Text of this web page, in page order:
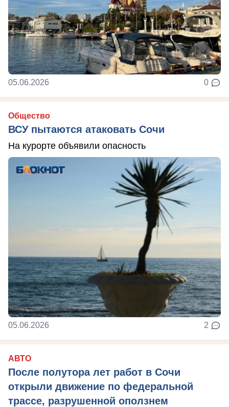
05.06.2026 0
Общество
ВСУ пытаются атаковать Сочи
На курорте объявили опасность
05.06.2026 2
АВТО
После полутора лет работ в Сочи
открыли движение по федеральной
трассе, разрушенной оползнем